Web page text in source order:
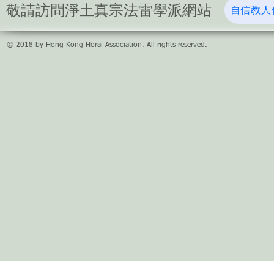
​敬請訪問淨土真宗法雷學派網站 自信教
© 2018 by Hong Kong Horai Association. All rights reserved.